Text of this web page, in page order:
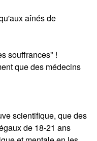
aînés de
souffrances" !
que des médecins
scientifique, que des
de 18-21 ans